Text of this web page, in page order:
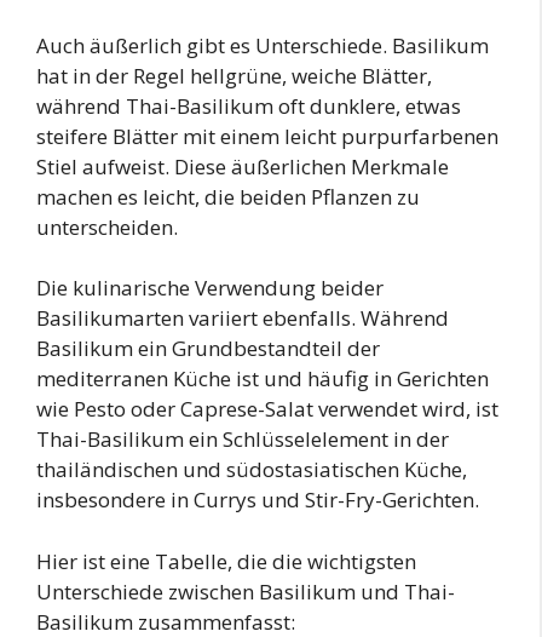
Auch äußerlich gibt es Unterschiede. Basilikum
hat in der Regel hellgrüne, weiche Blätter,
während Thai-Basilikum oft dunklere, etwas
steifere Blätter mit einem leicht purpurfarbenen
Stiel aufweist. Diese äußerlichen Merkmale
machen es leicht, die beiden Pflanzen zu
unterscheiden.
Die kulinarische Verwendung beider
Basilikumarten variiert ebenfalls. Während
Basilikum ein Grundbestandteil der
mediterranen Küche ist und häufig in Gerichten
wie Pesto oder Caprese-Salat verwendet wird, ist
Thai-Basilikum ein Schlüsselelement in der
thailändischen und südostasiatischen Küche,
insbesondere in Currys und Stir-Fry-Gerichten.
Hier ist eine Tabelle, die die wichtigsten
Unterschiede zwischen Basilikum und Thai-
Basilikum zusammenfasst: